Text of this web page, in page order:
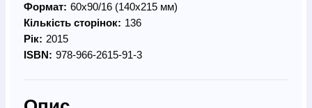
Формат: 60х90/16 (140х215 мм)
Кількість сторінок: 136
Рік: 2015
ISBN: 978-966-2615-91-3